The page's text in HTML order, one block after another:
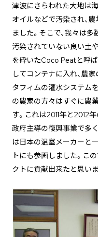
津波にさらわれた大地は
オイルなどで汚染され、
ました。そこで、我々は
汚染されていない良い土
を砕いたCoco Peatと呼
してコンテナに入れ、農
タフィムの灌水システム
の農家の方々はすぐに農
す。これは2011年と2012
政府主導の復興事業で多
は日本の温室メーカーと
トにも参画しました。こ
クトに貢献出来たと思いま